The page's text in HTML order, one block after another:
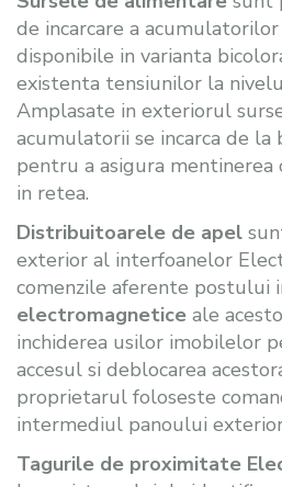
de incarcare a acumulatorilor
disponibile in varianta
existenta tensiunilor la
Amplasate in exteriorul
acumulatorii se incarca de la
pentru a asigura
in retea.
Distribuitoarele de apel
exterior al interfoanelor
comenzile aferente postului
electromagnetice ale
inchiderea usilor imobilelor
accesul si deblocarea
proprietarul foloseste
intermediul panoului
Tagurile de proximitate